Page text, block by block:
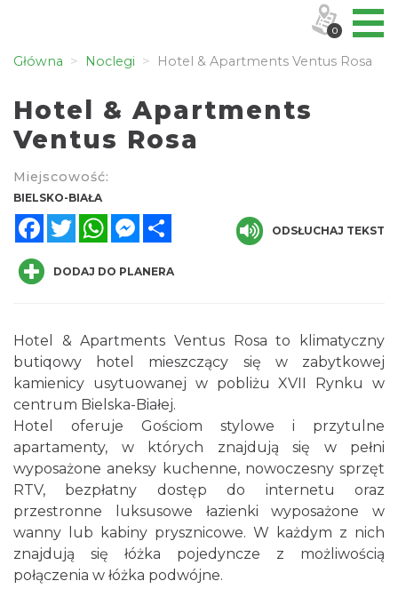
Główna Noclegi Hotel & Apartments Ventus Rosa
Hotel & Apartments
Ventus Rosa
Miejscowość:
BIELSKO-BIAŁA
FacebookTwitterWhatsAppMessenger
ODSŁUCHAJ TEKST
DODAJ DO PLANERA
Hotel & Apartments Ventus Rosa to klimatyczny
butiqowy hotel mieszczący się w zabytkowej
kamienicy usytuowanej w pobliżu XVII Rynku w
centrum Bielska-Białej.
Hotel oferuje Gościom stylowe i przytulne
apartamenty, w których znajdują się w pełni
wyposażone aneksy kuchenne, nowoczesny sprzęt
RTV, bezpłatny dostęp do internetu oraz
przestronne luksusowe łazienki wyposażone w
wanny lub kabiny prysznicowe. W każdym z nich
znajdują się łóżka pojedyncze z możliwością
połączenia w łóżka podwójne.
0